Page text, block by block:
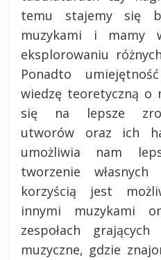
temu stajemy się
muzykami i mamy
eksplorowaniu
Ponadto
wiedzę teoretyczną o
się na lepsze
utworów oraz ich
umożliwia nam
tworzenie własnych
korzyścią jest
innymi muzykami
zespołach
muzyczne, gdzie